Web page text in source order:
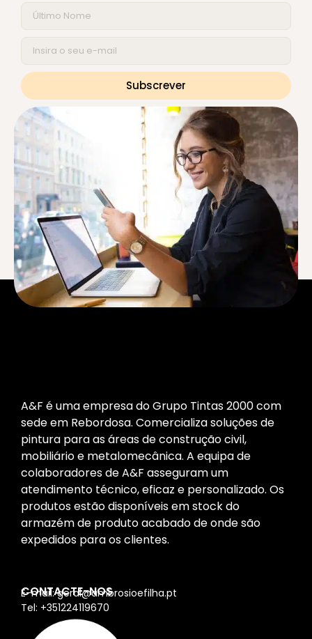
Subscrever
A&F é uma empresa do Grupo Tintas 2000 com
sede em Rebordosa. Comercializa soluções de
pintura para as áreas de construção civil,
mobiliário e metalomecânica. A equipa de
colaboradores de A&F asseguram um
atendimento técnico, eficaz e personalizado. Os
produtos estão disponíveis em stock do
armazém de produto acabado de onde são
expedidos para os clientes.
CONTACTE-NOS
E-mail: geral@ambrosioefilha.pt
Tel: +351224119670